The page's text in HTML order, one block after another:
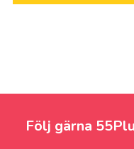
Följ gärna